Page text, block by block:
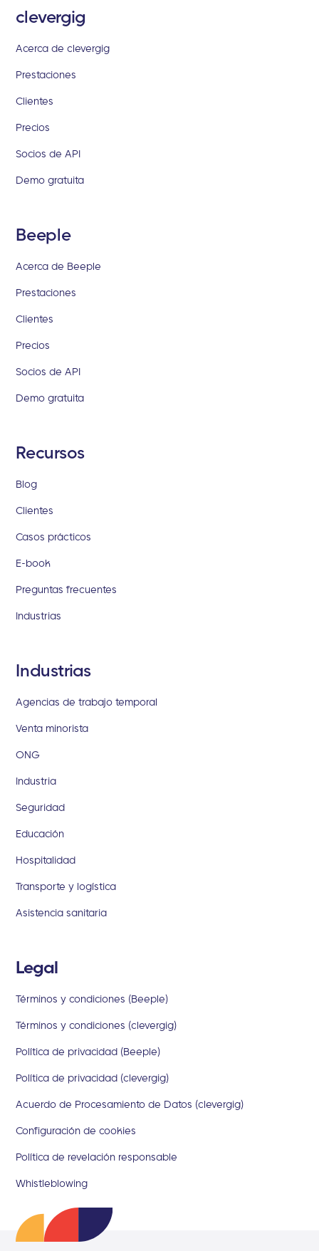
clevergig
Acerca de clevergig
Prestaciones
Clientes
Precios
Socios de API
Demo gratuita
Beeple
Acerca de Beeple
Prestaciones
Clientes
Precios
Socios de API
Demo gratuita
Recursos
Blog
Clientes
Casos prácticos
E-book
Preguntas frecuentes
Industrias
Industrias
Agencias de trabajo temporal
Venta minorista
ONG
Industria
Seguridad
Educación
Hospitalidad
Transporte y logística
Asistencia sanitaria
Legal
Términos y condiciones (Beeple)
Términos y condiciones (clevergig)
Política de privacidad (Beeple)
Política de privacidad (clevergig)
Acuerdo de Procesamiento de Datos (clevergig)
Configuración de cookies
Política de revelación responsable
Whistleblowing